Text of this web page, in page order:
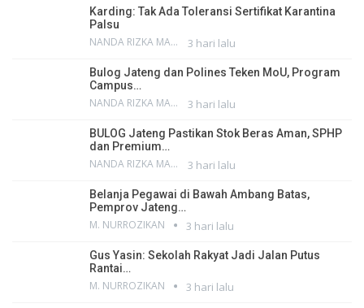
Karding: Tak Ada Toleransi Sertifikat Karantina
Palsu
NANDA RIZKA MAHENDRA 3 hari lalu
Bulog Jateng dan Polines Teken MoU, Program
Campus…
NANDA RIZKA MAHENDRA 3 hari lalu
BULOG Jateng Pastikan Stok Beras Aman, SPHP
dan Premium…
NANDA RIZKA MAHENDRA 3 hari lalu
Belanja Pegawai di Bawah Ambang Batas,
Pemprov Jateng…
M. NURROZIKAN 3 hari lalu
Gus Yasin: Sekolah Rakyat Jadi Jalan Putus
Rantai…
M. NURROZIKAN 3 hari lalu